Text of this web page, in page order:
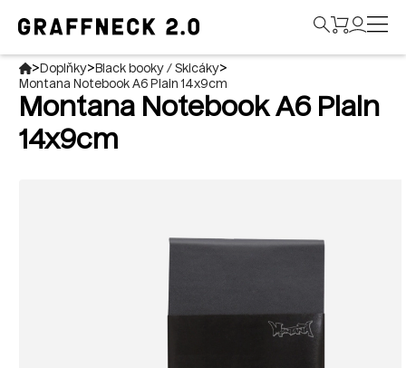
>Doplňky>Black booky / Skicáky>
Montana Notebook A6 Plain 14x9cm
Montana Notebook A6 Plain
14x9cm